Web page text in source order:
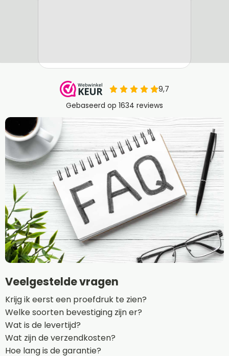
Veelgestelde vragen
Krijg ik eerst een proefdruk te zien?
Welke soorten bevestiging zijn er?
Wat is de levertijd?
Wat zijn de verzendkosten?
Hoe lang is de garantie?